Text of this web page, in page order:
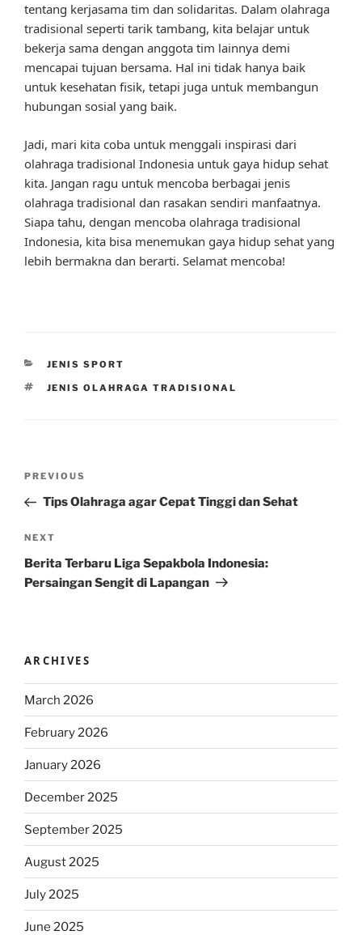
tentang kerjasama tim dan solidaritas. Dalam olahraga
tradisional seperti tarik tambang, kita belajar untuk
bekerja sama dengan anggota tim lainnya demi
mencapai tujuan bersama. Hal ini tidak hanya baik
untuk kesehatan fisik, tetapi juga untuk membangun
hubungan sosial yang baik.
Jadi, mari kita coba untuk menggali inspirasi dari
olahraga tradisional Indonesia untuk gaya hidup sehat
kita. Jangan ragu untuk mencoba berbagai jenis
olahraga tradisional dan rasakan sendiri manfaatnya.
Siapa tahu, dengan mencoba olahraga tradisional
Indonesia, kita bisa menemukan gaya hidup sehat yang
lebih bermakna dan berarti. Selamat mencoba!
CATEGORIES
JENIS SPORT
TAGS
JENIS OLAHRAGA TRADISIONAL
Previous
Post
PREVIOUS
Tips Olahraga agar Cepat Tinggi dan Sehat
Next
Post
NEXT
Berita Terbaru Liga Sepakbola Indonesia:
Persaingan Sengit di Lapangan
ARCHIVES
March 2026
February 2026
January 2026
December 2025
September 2025
August 2025
July 2025
June 2025